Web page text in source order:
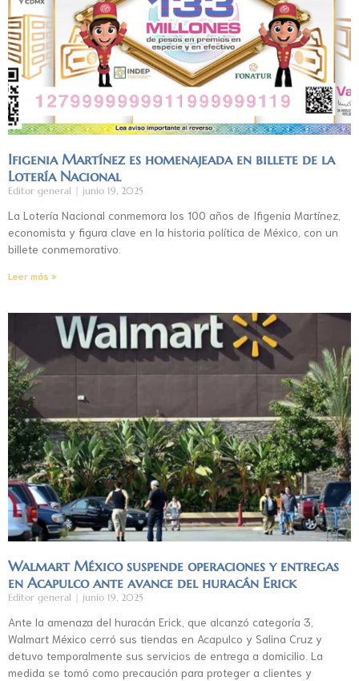
Ifigenia Martínez es homenajeada en billete de la
Lotería Nacional
Editor general junio 19, 2025
La Lotería Nacional conmemora los 100 años de Ifigenia Martínez,
economista y figura clave en la historia política de México, con un
billete conmemorativo.
Leer más »
Walmart México suspende operaciones y entregas
en Acapulco ante avance del huracán Erick
Editor general junio 19, 2025
Ante la amenaza del huracán Erick, que alcanzó categoría 3,
Walmart México cerró sus tiendas en Acapulco y Salina Cruz y
detuvo temporalmente sus servicios de entrega a domicilio. La
medida se tomó como precaución para proteger a clientes y